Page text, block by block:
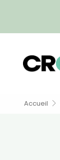
Accueil